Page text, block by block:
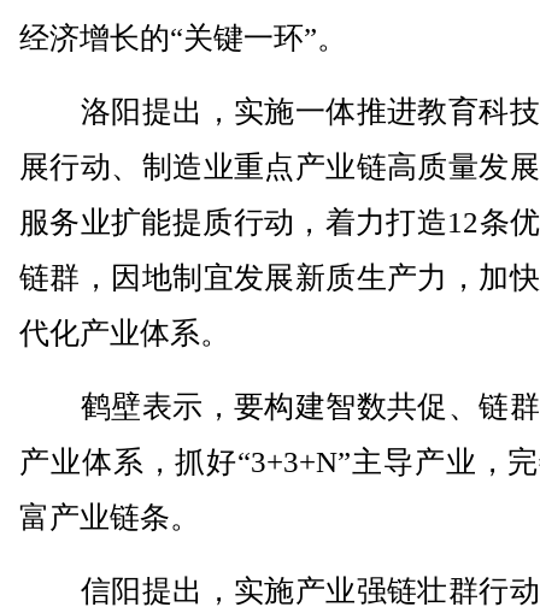
经济增长的“关键一环”。
洛阳提出，实施一体推进教育科
展行动、制造业重点产业链高质量发
服务业扩能提质行动，着力打造12条
链群，因地制宜发展新质生产力，加
代化产业体系。
鹤壁表示，要构建智数共促、链
产业体系，抓好“3+3+N”主导产业，
富产业链条。
信阳提出，实施产业强链壮群行